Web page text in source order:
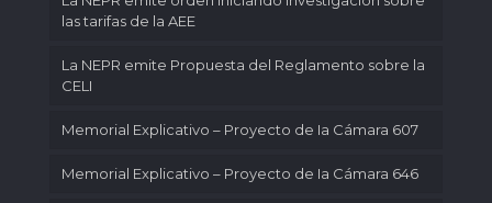
las tarifas de la AEE
La NEPR emite Propuesta del Reglamento sobre la
CELI
Memorial Explicativo – Proyecto de Ia Cámara 607
Memorial Explicativo – Proyecto de Ia Cámara 646